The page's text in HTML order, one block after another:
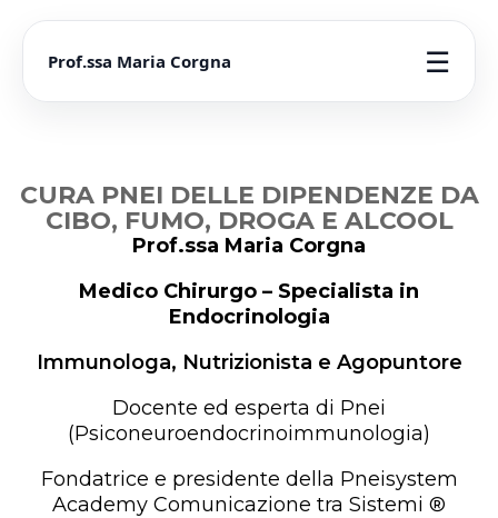
Prof.ssa Maria Corgna ☰
CURA PNEI DELLE DIPENDENZE DA
CIBO, FUMO, DROGA E ALCOOL
Prof.ssa Maria Corgna
Medico Chirurgo – Specialista in
Endocrinologia
Immunologa, Nutrizionista e Agopuntore
Docente ed esperta di Pnei
(Psiconeuroendocrinoimmunologia)
Fondatrice e presidente della Pneisystem
Academy Comunicazione tra Sistemi ®